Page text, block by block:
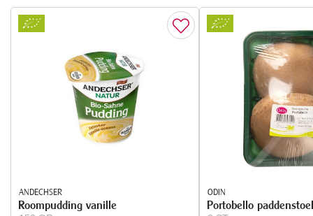
ANDECHSER
Roompudding vanille
ODIN
Portobello paddenstoel